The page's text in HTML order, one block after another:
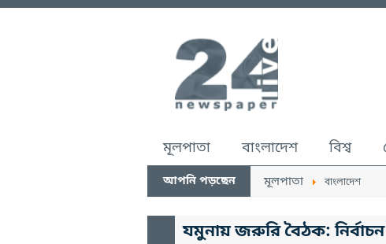
মূলপাতা বাংলাদেশ বিশ্ব
আপনি পড়ছেন মূলপাতা বাংলাদেশ
যমুনায় জরুরি বৈঠক: